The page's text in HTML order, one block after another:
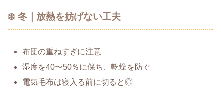
❄️ 冬｜放熱を妨げない工夫
布団の重ねすぎに注意
湿度を40〜50％に保ち、乾燥を防ぐ
電気毛布は寝入る前に切ると◎